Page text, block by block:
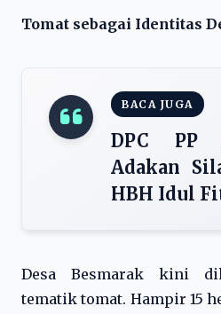
Tomat sebagai Identitas
BACA JUGA
DPC PP
Adakan
HBH Idul
Desa Besmarak kini
tematik tomat. Hampir 15